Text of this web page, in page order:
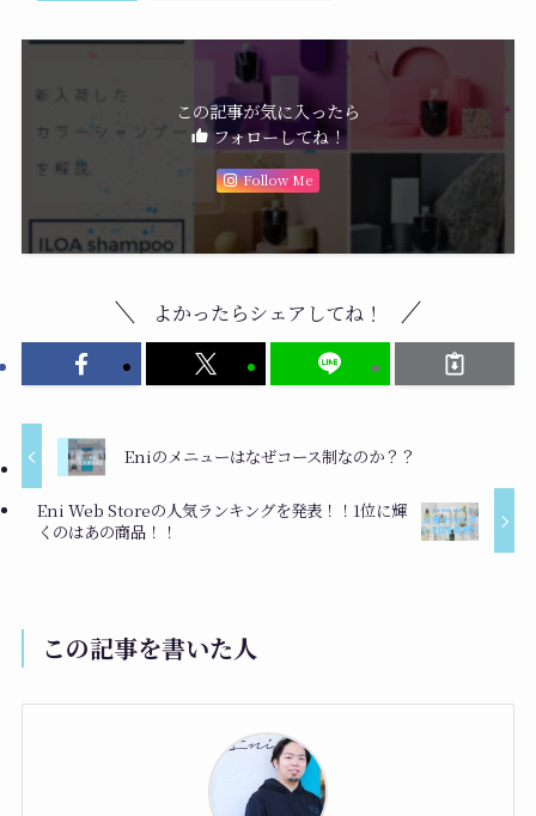
この記事が気に入ったら
フォローしてね！
Follow Me
よかったらシェアしてね！
Eniのメニューはなぜコース制なのか？？
Eni Web Storeの人気ランキングを発表！！1位に輝
くのはあの商品！！
この記事を書いた人